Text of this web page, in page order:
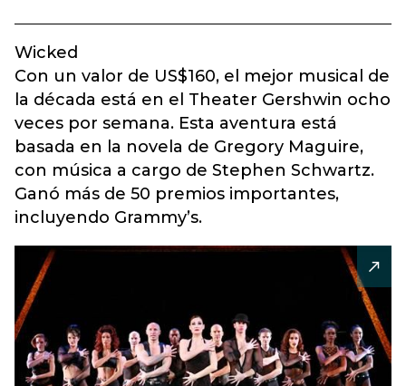
Wicked
Con un valor de US$160, el mejor musical de
la década está en el Theater Gershwin ocho
veces por semana. Esta aventura está
basada en la novela de Gregory Maguire,
con música a cargo de Stephen Schwartz.
Ganó más de 50 premios importantes,
incluyendo Grammy’s.